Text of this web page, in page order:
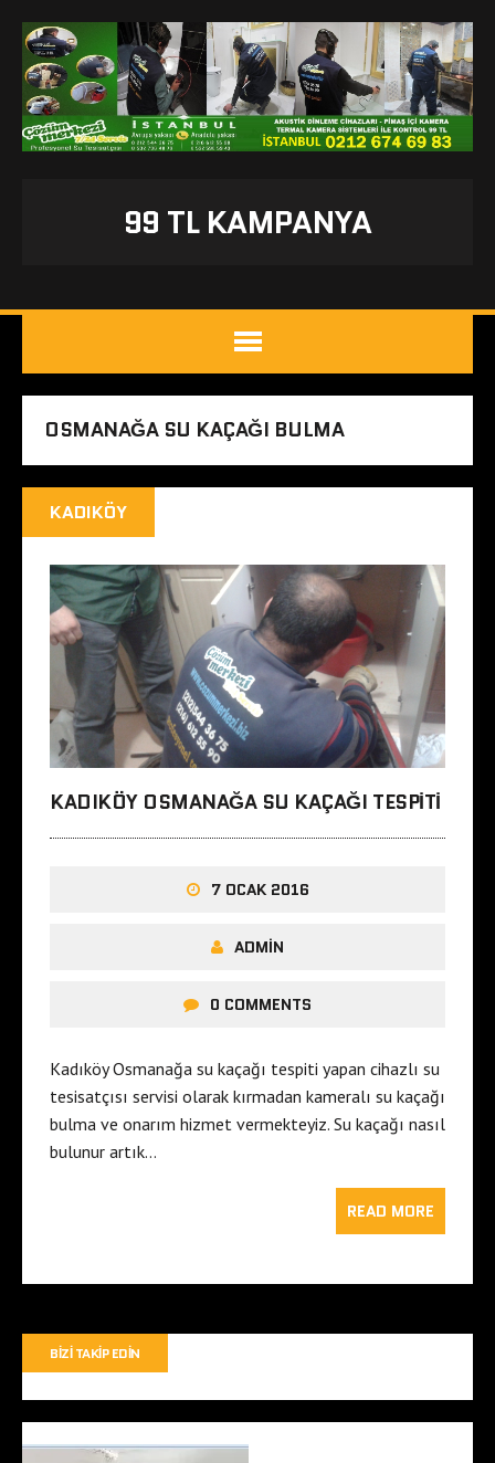
99 TL KAMPANYA
OSMANAĞA SU KAÇAĞI BULMA
KADIKÖY
KADIKÖY OSMANAĞA SU KAÇAĞI TESPITI
7 OCAK 2016
ADMIN
0 COMMENTS
Kadıköy Osmanağa su kaçağı tespiti yapan cihazlı su
tesisatçısı servisi olarak kırmadan kameralı su kaçağı
bulma ve onarım hizmet vermekteyiz. Su kaçağı nasıl
bulunur artık…
READ MORE
BIZI TAKIP EDIN